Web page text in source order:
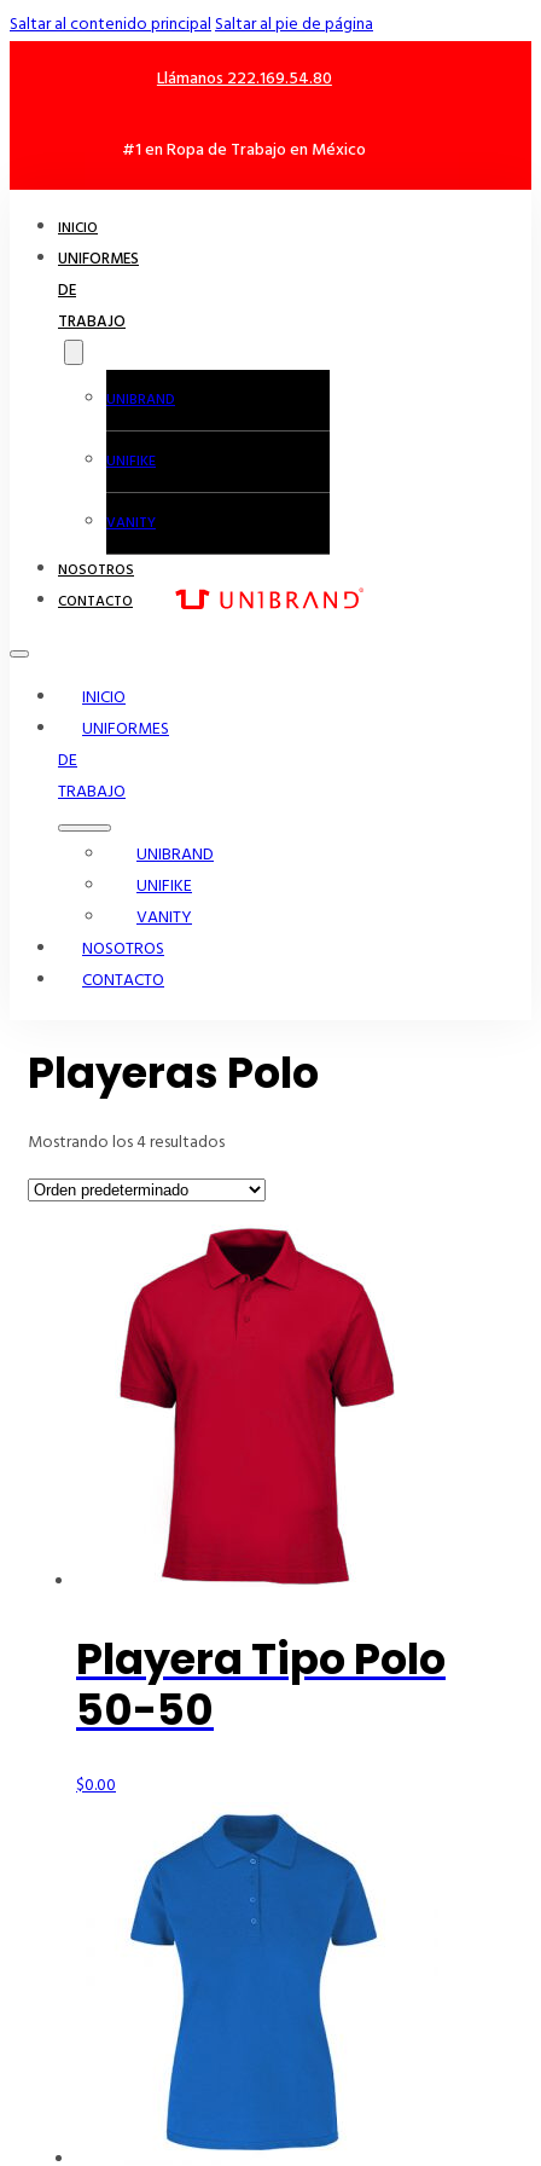
Saltar al contenido principalSaltar al pie de página
Llámanos 222.169.54.80
#1 en Ropa de Trabajo en México
INICIO
UNIFORMES
DE
TRABAJO
UNIBRAND
UNIFIKE
VANITY
NOSOTROS
CONTACTO
INICIO
UNIFORMES
DE
TRABAJO
UNIBRAND
UNIFIKE
VANITY
NOSOTROS
CONTACTO
Playeras Polo
Mostrando los 4 resultados
Playera Tipo Polo
50-50
$0.00